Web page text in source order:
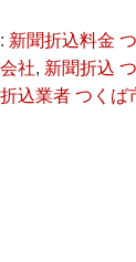
新聞折込料金
社, 新聞折込
込業者 つくば